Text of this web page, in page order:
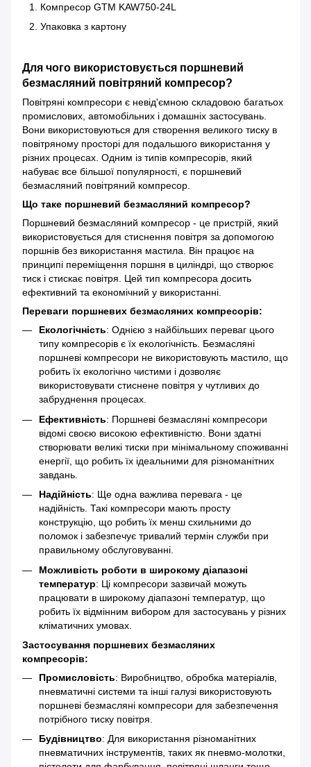
Компресор GTM KAW750-24L
Упаковка з картону
Для чого використовується поршневий
безмасляний повітряний компресор?
Повітряні компресори є невід'ємною складовою багатьох
промислових, автомобільних і домашніх застосувань.
Вони використовуються для створення великого тиску в
повітряному просторі для подальшого використання у
різних процесах. Одним із типів компресорів, який
набуває все більшої популярності, є поршневий
безмасляний повітряний компресор.
Що таке поршневий безмасляний компресор?
Поршневий безмасляний компресор - це пристрій, який
використовується для стиснення повітря за допомогою
поршнів без використання мастила. Він працює на
принципі переміщення поршня в циліндрі, що створює
тиск і стискає повітря. Цей тип компресора досить
ефективний та економічний у використанні.
Переваги поршневих безмасляних компресорів:
Екологічність: Однією з найбільших переваг цього
типу компресорів є їх екологічність. Безмасляні
поршневі компресори не використовують мастило, що
робить їх екологічно чистими і дозволяє
використовувати стиснене повітря у чутливих до
забруднення процесах.
Ефективність: Поршневі безмасляні компресори
відомі своєю високою ефективністю. Вони здатні
створювати великі тиски при мінімальному споживанні
енергії, що робить їх ідеальними для різноманітних
завдань.
Надійність: Ще одна важлива перевага - це
надійність. Такі компресори мають просту
конструкцію, що робить їх менш схильними до
поломок і забезпечує тривалий термін служби при
правильному обслуговуванні.
Можливість роботи в широкому діапазоні
температур: Ці компресори зазвичай можуть
працювати в широкому діапазоні температур, що
робить їх відмінним вибором для застосувань у різних
кліматичних умовах.
Застосування поршневих безмасляних
компресорів:
Промисловість: Виробництво, обробка матеріалів,
пневматичні системи та інші галузі використовують
поршневі безмасляні компресори для забезпечення
потрібного тиску повітря.
Будівництво: Для використання різноманітних
пневматичних інструментів, таких як пневмо-молотки,